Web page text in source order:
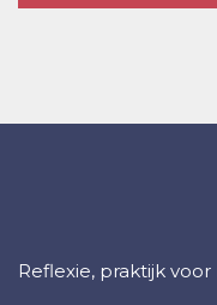
Reflexie, praktijk